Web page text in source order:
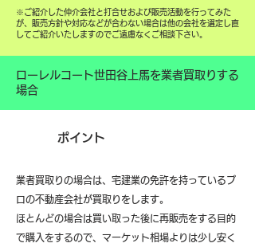
​※ご紹介した仲介会社と打合せおよび販売活動を行ってみた
が、販売方針や対応などが合わない場合は他の会社を選定し直
してご紹介いたしますのでご遠慮なくご相談下さい。
ローレルコート世田谷上馬を業者買取りする
場合
ポイント
業者買取りの場合は、宅建業の免許を持っているプ
ロの不動産会社が買取りをします。
ほとんどの場合は買い取った後に再販売をする目的
で購入をするので、マーケット相場よりは少し安く